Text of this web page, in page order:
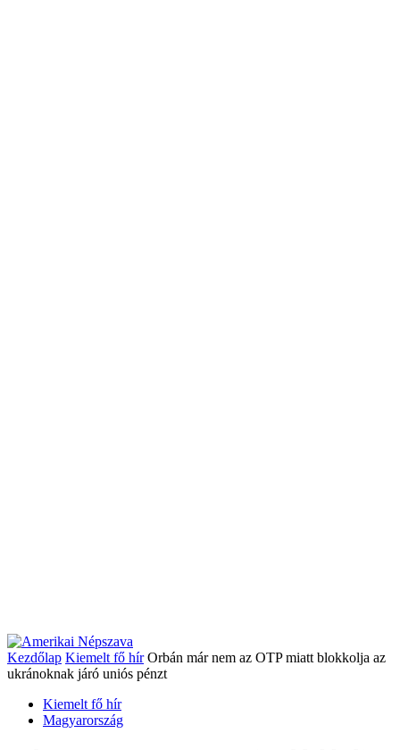
Kezdőlap Kiemelt fő hír Orbán már nem az OTP miatt blokkolja az
ukránoknak járó uniós pénzt
Kiemelt fő hír
Magyarország